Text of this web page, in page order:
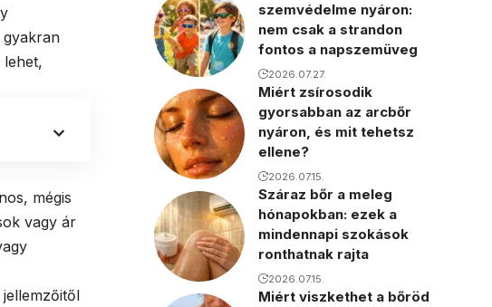
lehet,
mégis
vagy ár
szemvédelme nyáron:
nem csak a strandon
fontos a napszemüveg
2026.07.27.
Miért zsírosodik
gyorsabban az arcbőr
nyáron, és mit tehetsz
ellene?
2026.07.15.
Száraz bőr a meleg
hónapokban: ezek a
mindennapi szokások
ronthatnak rajta
2026.07.15.
Miért viszkethet a bőröd